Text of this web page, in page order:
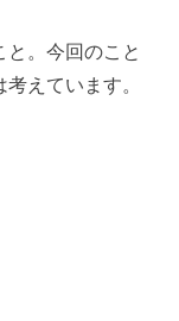
と。今回のこと
えています。